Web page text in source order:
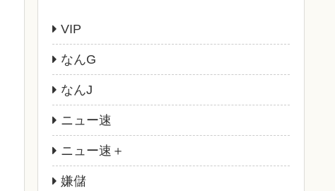
VIP
なんG
なんJ
ニュー速
ニュー速＋
嫌儲